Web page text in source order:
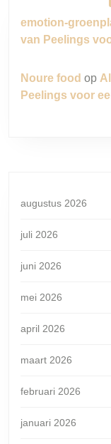
emotion-
van Peelings
Noure food op
Peelings voor
augustus 2026
juli 2026
juni 2026
mei 2026
april 2026
maart 2026
februari 2026
januari 2026